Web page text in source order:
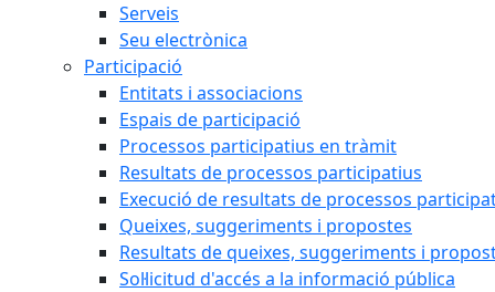
Serveis
Seu electrònica
Participació
Entitats i associacions
Espais de participació
Processos participatius en tràmit
Resultats de processos participatius
Execució de resultats de processos
Queixes, suggeriments i propostes
Resultats de queixes, suggeriments i
Sol·licitud d'accés a la informació pública